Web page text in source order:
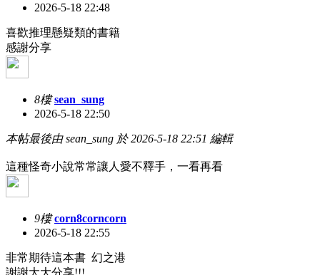
2026-5-18 22:48
喜歡推理懸疑類的書籍
感謝分享
8樓 sean_sung
2026-5-18 22:50
本帖最後由 sean_sung 於 2026-5-18 22:51 編輯
這種怪奇小說常常讓人愛不釋手，一看再看
9樓 corn8corncorn
2026-5-18 22:55
非常期待這本書 幻之港
謝謝大大分享!!!